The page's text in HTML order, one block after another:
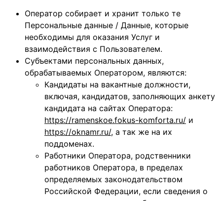
Оператор собирает и хранит только те
Персональные данные / Данные, которые
необходимы для оказания Услуг и
взаимодействия с Пользователем.
Субъектами персональных данных,
обрабатываемых Оператором, являются:
Кандидаты на вакантные должности,
включая, кандидатов, заполняющих анкету
кандидата на сайтах Оператора:
https://ramenskoe.fokus-komforta.ru/ и
https://oknamr.ru/, а так же на их
поддоменах.
Работники Оператора, родственники
работников Оператора, в пределах
определяемых законодательством
Российской Федерации, если сведения о